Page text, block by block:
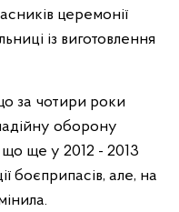
церемонії
із виготовлення
за чотири роки
оборону
що ще у 2012 - 2013
боєприпасів, але, на